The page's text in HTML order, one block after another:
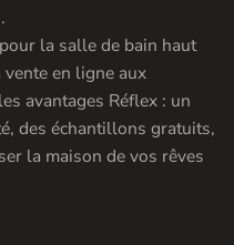
la salle de bain haut
en ligne aux
avantages Réflex : un
des échantillons gratuits,
la maison de vos rêves